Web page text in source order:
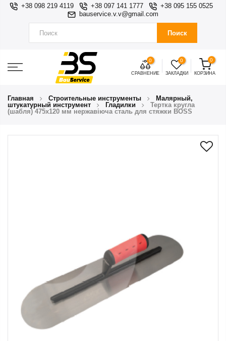
+38 098 219 4119 +38 097 141 1777
+38 095 155 0525
bauservice.v.v@gmail.com
Поиск
0
СРАВНЕНИЕ
0
ЗАКЛАДКИ
0
КОРЗИНА
Главная Строительные инструменты
Малярный,
штукатурный инструмент
Гладилки
Тертка кругла
(шабля) 475х120 мм нержавіюча сталь для стяжки BOSS